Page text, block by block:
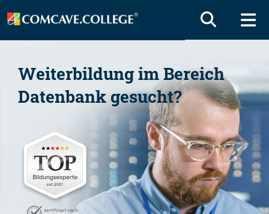
Weiterbildung im Bereich
Datenbankgesucht?